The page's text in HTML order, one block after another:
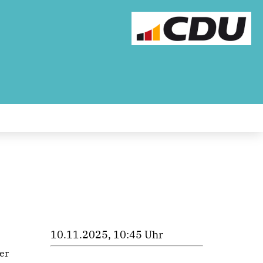
10.11.2025, 10:45 Uhr